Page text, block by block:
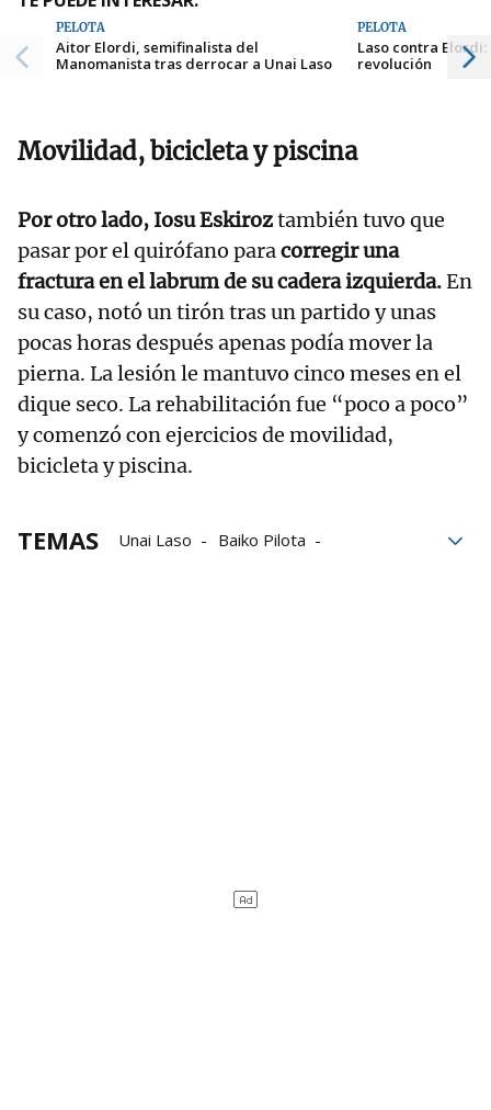
PELOTA
Aitor Elordi, semifinalista del
Manomanista tras derrocar a Unai Laso
PELOTA
Laso contra
revolución
Movilidad, bicicleta y piscina
Por otro lado, Iosu Eskiroztambién tuvo que
pasar por el quirófano paracorregir una
fractura en el labrum de su cadera izquierda.En
su caso, notó un tirón tras un partido y unas
pocas horas después apenas podía mover la
pierna. La lesión le mantuvo cinco meses en el
dique seco. La rehabilitación fue “poco a poco”
y comenzó con ejercicios de movilidad,
bicicleta y piscina.
TEMAS Unai Laso
Baiko Pilota